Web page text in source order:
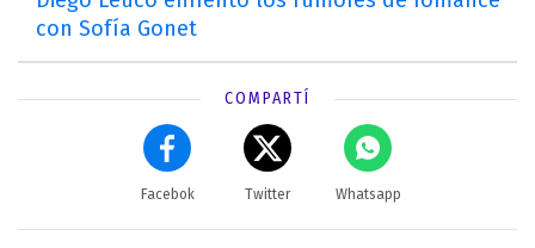
con Sofía Gonet
COMPARTÍ
Facebok Twitter Whatsapp